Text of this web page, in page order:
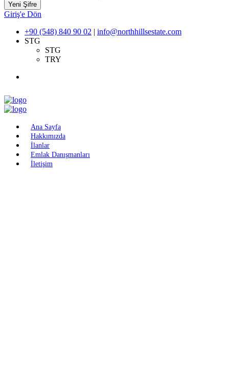
Yeni Şifre
Giriş'e Dön
+90 (548) 840 90 02 | info@northhillsestate.com
STG
STG
TRY
Ana Sayfa
Hakkımızda
İlanlar
Emlak Danışmanları
İletişim